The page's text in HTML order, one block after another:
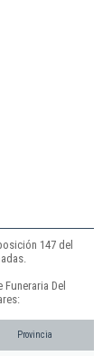
147 del
Del
Provincia